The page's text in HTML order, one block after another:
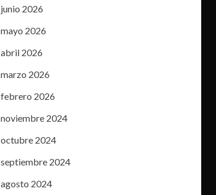
junio 2026
mayo 2026
abril 2026
marzo 2026
febrero 2026
noviembre 2024
octubre 2024
septiembre 2024
agosto 2024